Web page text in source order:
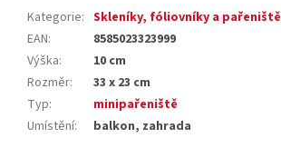
Kategorie: Skleníky, fóliovníky a pařeniště
EAN:
8585023323999
Výška:
10 cm
Rozměr:
33 x 23 cm
Typ:
minipařeniště
Umístění: balkon, zahrada